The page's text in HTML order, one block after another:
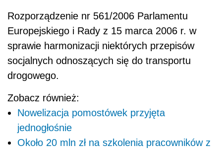
Rozporządzenie nr 561/2006 Parlamentu
Europejskiego i Rady z 15 marca 2006 r. w
sprawie harmonizacji niektórych przepisów
socjalnych odnoszących się do transportu
drogowego.
Zobacz również:
Nowelizacja pomostówek przyjęta
jednogłośnie
Około 20 mln zł na szkolenia pracowników z